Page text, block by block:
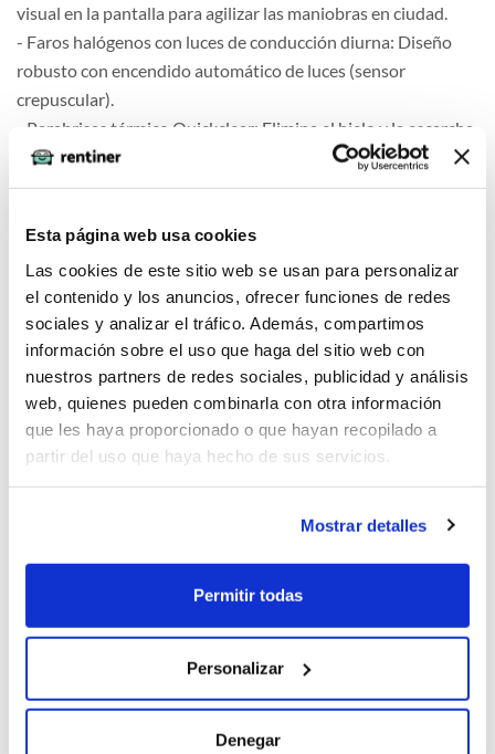
Esta página web usa cookies
Las cookies de este sitio web se usan para personalizar
el contenido y los anuncios, ofrecer funciones de redes
sociales y analizar el tráfico. Además, compartimos
información sobre el uso que haga del sitio web con
nuestros partners de redes sociales, publicidad y análisis
web, quienes pueden combinarla con otra información
que les haya proporcionado o que hayan recopilado a
partir del uso que haya hecho de sus servicios.
Mostrar detalles
Permitir todas
Personalizar
Denegar
visual en la pantalla para agilizar las maniobras en ciudad.
- Faros halógenos con luces de conducción diurna: Diseño
robusto con encendido automático de luces (sensor
crepuscular).
- Parabrisas térmico Quickclear: Elimina el hielo y la escarcha
en segundos de forma automática, ideal para arrancar
temprano en invierno.
Máxima facilidad de acceso tanto para pasajeros como para
carga de bultos pequeños en espacios estrechos.
- Asistente de arranque en pendiente (Hill Launch Assist):
Evita el retroceso del vehículo al iniciar la marcha en rampas.
Comfort
Multimedia